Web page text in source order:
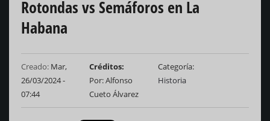
Rotondas vs Semáforos en La
Habana
Creado: Mar,
26/03/2024 -
07:44
Créditos
Por: Alfonso
Cueto Álvarez
Categoría
Historia